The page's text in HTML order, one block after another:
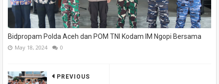
Bidpropam Polda Aceh dan POM TNI Kodam IM Ngopi Bersama
May 18, 2024 0
PREVIOUS